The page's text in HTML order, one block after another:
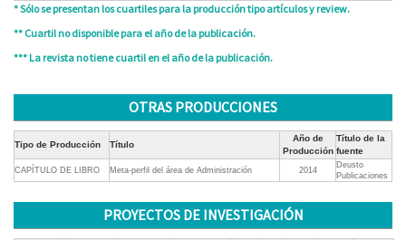
* Sólo se presentan los cuartiles para la producción tipo artículos y review.
** Cuartil no disponible para el año de la publicación.
*** La revista no tiene cuartil en el año de la publicación.
OTRAS PRODUCCIONES
Tipo de Producción Título
Año de
Producción
Título de la
fuente
CAPÍTULO DE LIBRO Meta-perfil del área de Administración 2014
Deusto
Publicaciones
PROYECTOS DE INVESTIGACIÓN